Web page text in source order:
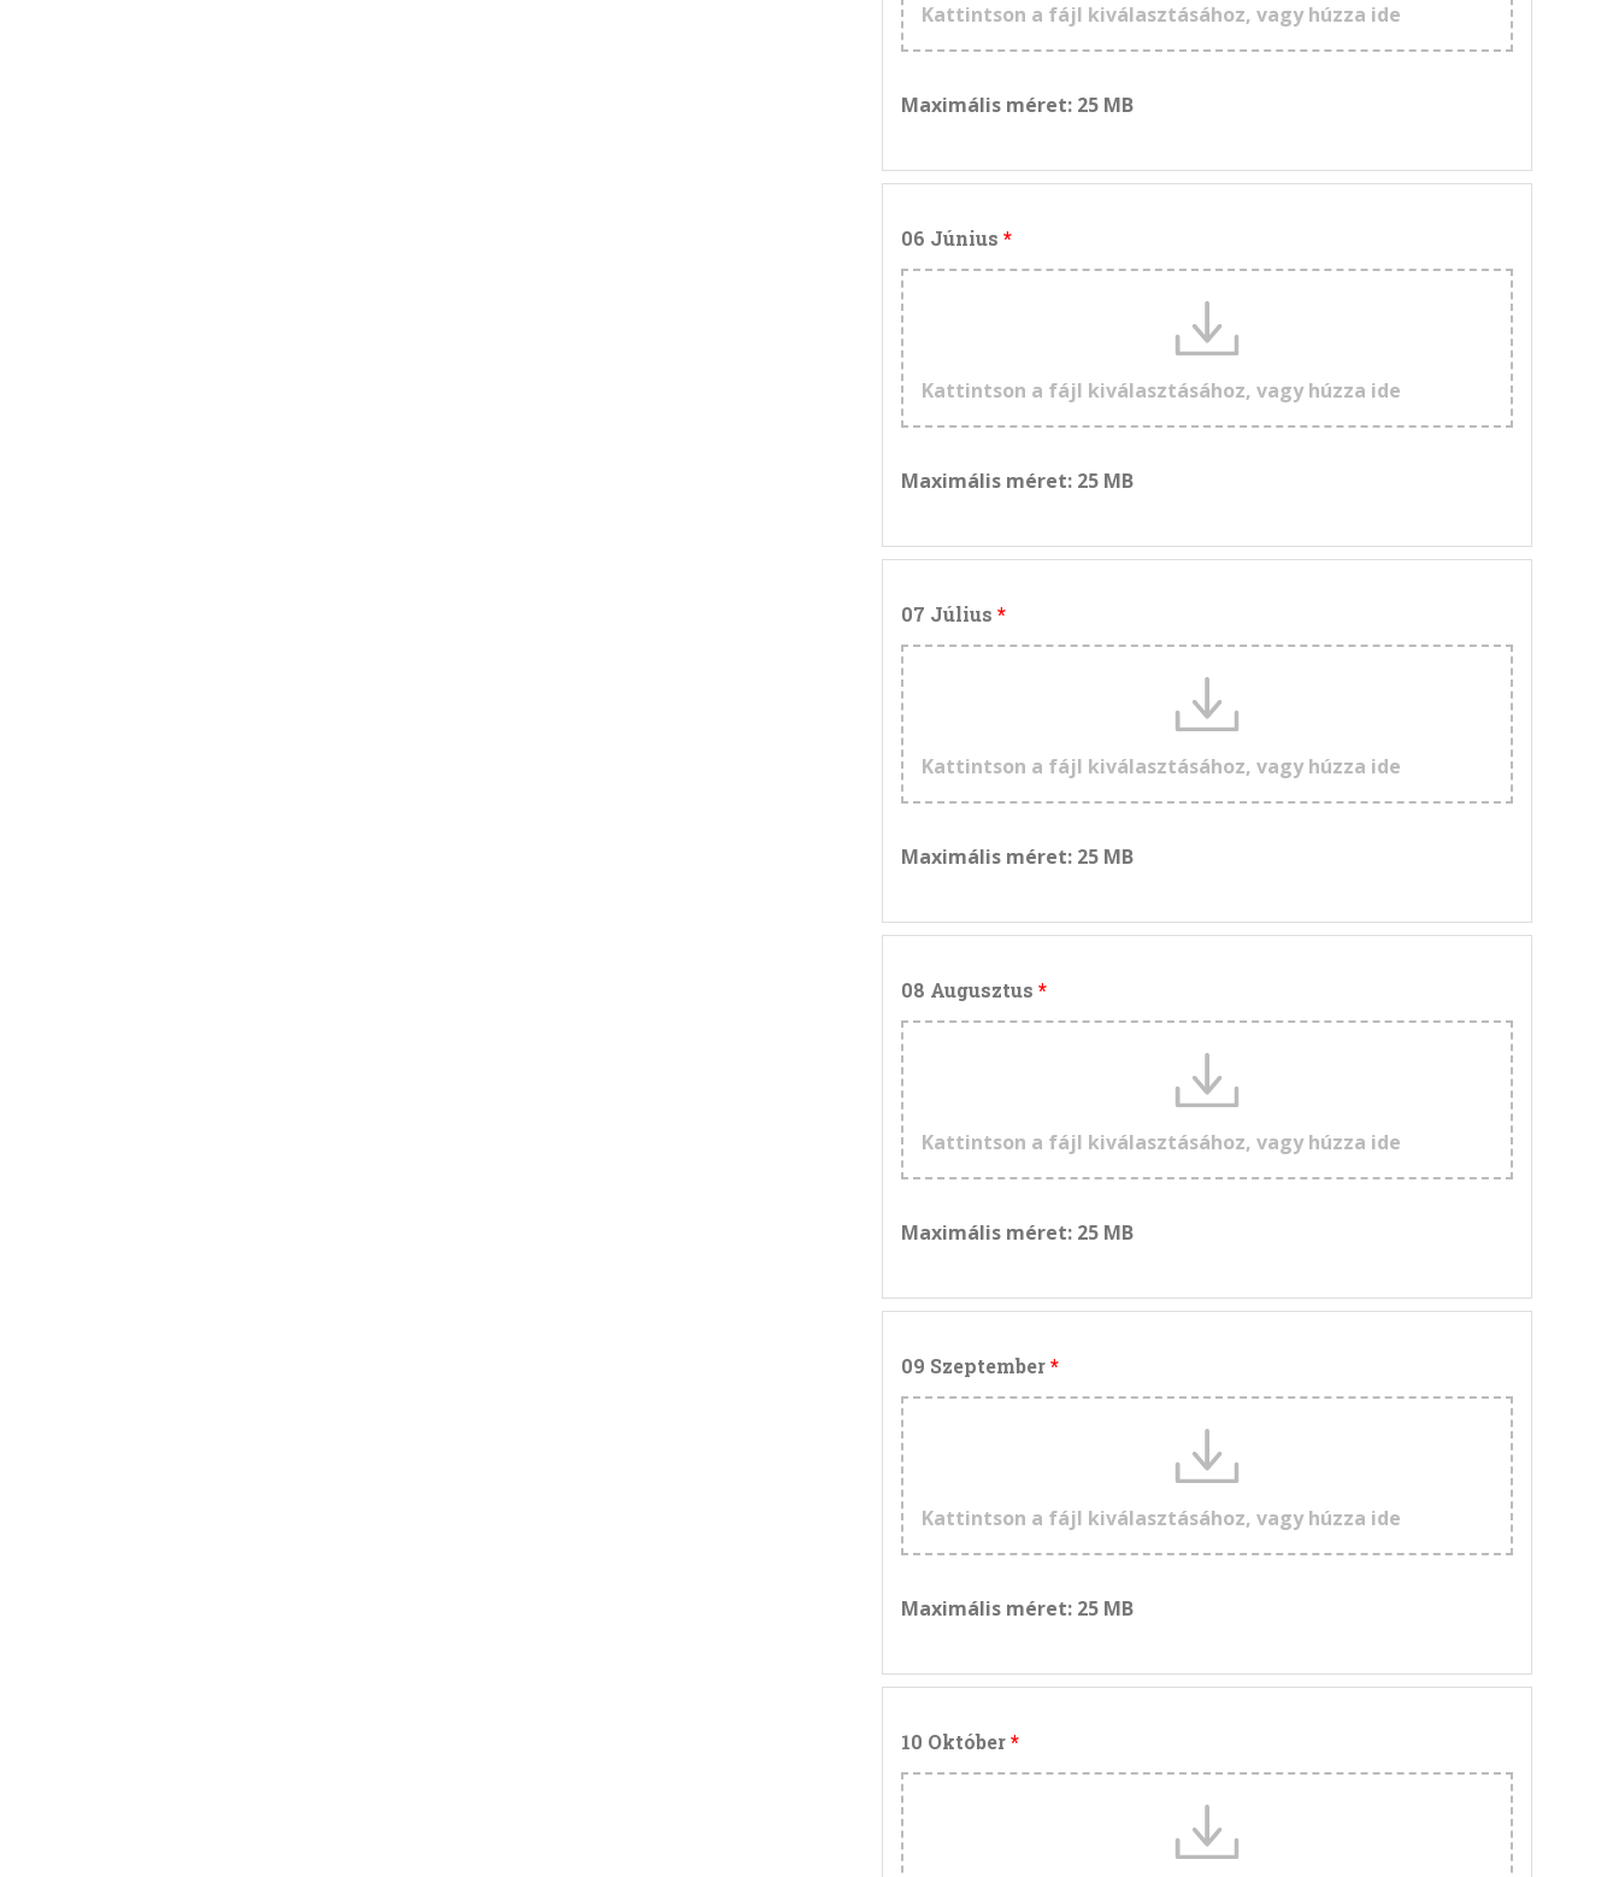
Kattintson a fájl kiválasztásához, vagy húzza ide
Maximális méret: 25 MB
06 Június
Kattintson a fájl kiválasztásához, vagy húzza ide
Maximális méret: 25 MB
07 Július
Kattintson a fájl kiválasztásához, vagy húzza ide
Maximális méret: 25 MB
08 Augusztus
Kattintson a fájl kiválasztásához, vagy húzza ide
Maximális méret: 25 MB
09 Szeptember
Kattintson a fájl kiválasztásához, vagy húzza ide
Maximális méret: 25 MB
10 Október